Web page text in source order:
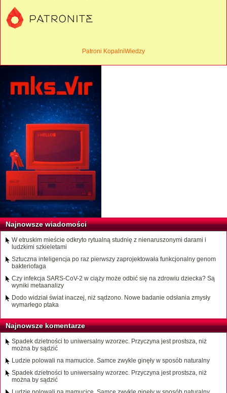
Patroni KopalniWiedzy
Najnowsze wiadomości
W etruskim mieście odkryto rytualną studnię z nienaruszonymi darami i
ludzkimi szkieletami
Sztuczna inteligencja po raz pierwszy zaprojektowała funkcjonalny genom
bakteriofaga
Czy infekcja SARS-CoV-2 w ciąży może odbić się na zdrowiu dziecka? Są
wyniki metaanalizy
Dodo widział świat inaczej, niż sądzono. Nowe badanie odsłania zmysły
wymarłego ptaka
Najnowsze komentarze
Spadek dzietności to uniwersalny wzorzec. Przyczyna jest prostsza, niż
można by sądzić
Ludzie polowali na mamucice. Samce zwykle ginęły w sposób naturalny
Spadek dzietności to uniwersalny wzorzec. Przyczyna jest prostsza, niż
można by sądzić